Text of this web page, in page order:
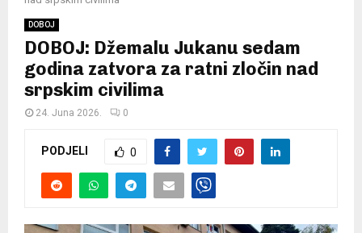
DOBOJ
DOBOJ: Džemalu Jukanu sedam
godina zatvora za ratni zločin nad
srpskim civilima
24. Juna 2026. 0
PODJELI 0